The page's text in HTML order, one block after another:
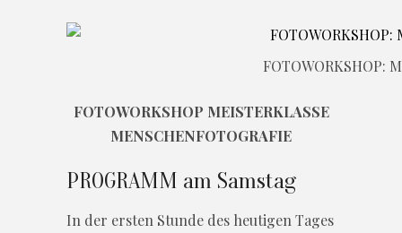
FOTOWORKSHOP:
FOTOWORKSHOP MEISTERKLASSE
MENSCHENFOTOGRAFIE
PROGRAMM am Samstag
In der ersten Stunde des heutigen Tages